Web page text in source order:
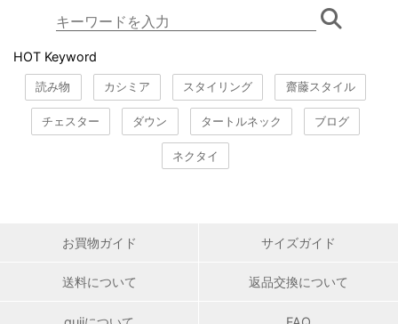
HOT Keyword
読み物 カシミア スタイリング 齋藤スタイル
チェスター ダウン タートルネック ブログ
ネクタイ
お買物ガイド サイズガイド
送料について 返品交換について